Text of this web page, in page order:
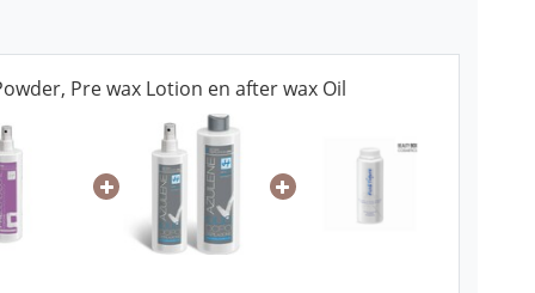
Pre wax Lotion en after wax Oil